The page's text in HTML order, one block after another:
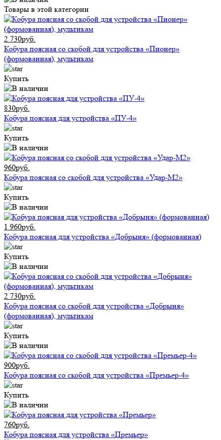
Товары в этой категории
2 730руб.
Кобура поясная со скобой для устройства «Пионер»
(формованная), мультикам
Купить
830руб.
Кобура поясная для устройства «ПУ-4»
Купить
960руб.
Кобура поясная со скобой для устройства «Удар-М2»
Купить
1 960руб.
Кобура поясная для устройства «Добрыня» (формованная)
Купить
2 730руб.
Кобура поясная со скобой для устройства «Добрыня»
(формованная), мультикам
Купить
900руб.
Кобура поясная со скобой для устройства «Премьер-4»
Купить
760руб.
Кобура поясная для устройства «Премьер»